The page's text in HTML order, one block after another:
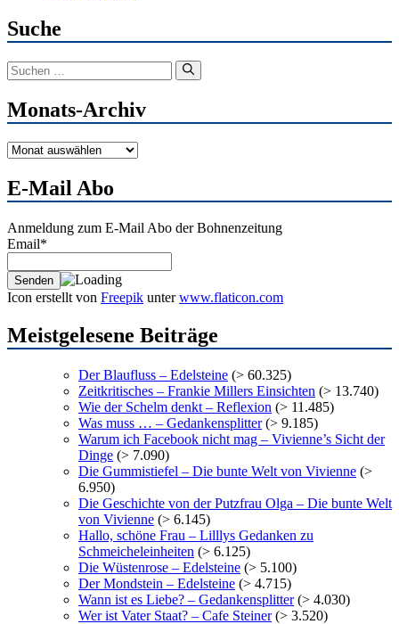
Suche
Suchen
nach:
Monats-Archiv
Monats-
E-Mail Abo
Anmeldung zum E-Mail Abo der Bohnenzeitung
Email*
Icon erstellt von Freepik unterwww.flaticon.com
Meistgelesene Beiträge
Der Blaufluss – Edelsteine (> 60.325)
Zeitkritisches – Frankie Millers Einsichten (> 13.740)
Wie der Schelm denkt – Reflexion (> 11.485)
Was muss … – Gedankensplitter(> 9.185)
Warum ich Facebook nicht mag – Vivienne’s Sicht der
Dinge (> 7.090)
Die Gummistiefel – Die bunte Welt von Vivienne (>
6.950)
Die Geschichte von der Putzfrau Olga – Die bunte Welt
von Vivienne (> 6.145)
Hallo, schöne Frau – Lilllys Gedanken zu
Schmeicheleinheiten (> 6.125)
Die Wüstenrose – Edelsteine (> 5.100)
Der Mondstein – Edelsteine (> 4.715)
Wann ist es Liebe? – Gedankensplitter(> 4.030)
Wer ist Vater Staat? – Cafe Steiner(> 3.520)